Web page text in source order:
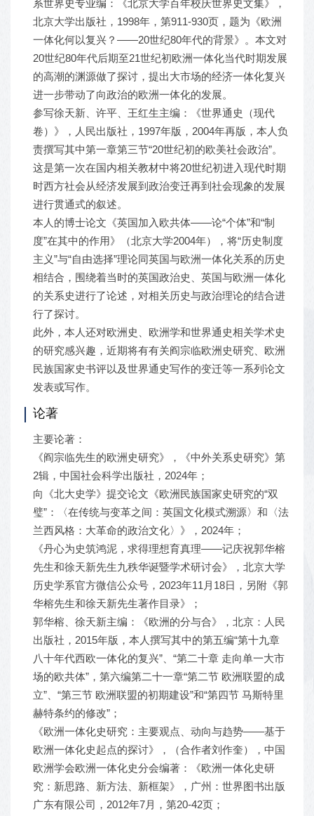
系世界史专业编：《北京大学百年校庆世界史文集》，
北京大学出版社，1998年，第911-930页，题为《欧洲
一体化何以复兴？——20世纪80年代的背景》。本文对
20世纪80年代后期至21世纪初欧洲一体化当代时期发展
的高潮的渊源做了探讨，提出大市场的经济一体化复兴
进一步带动了向政治的欧洲一体化的发展。
参写徐天新、许平、王红生主编：《世界通史（现代
卷）》，人民出版社，1997年版，2004年再版，本人负
责撰写其中第一章第三节“20世纪初的欧美社会政治”。
这是第一次在国内相关教材中将20世纪初进入现代时期
时西方社会从经济发展到政治变迁再到社会现象的发展
进行贯通式的叙述。
本人的博士论文《英国加入欧共体——论“个体”和“制
度”在其中的作用》（北京大学2004年），将“历史制度
主义”与“自由选择”理论同英国与欧洲一体化关系的历史
相结合，围绕着当时的英国政治史、英国与欧洲一体化
的关系史进行了论述，对相关历史与政治理论的结合进
行了探讨。
此外，本人还对欧洲史、欧洲学和世界通史相关学术史
的研究感兴趣，近期将有有关阎宗临欧洲史研究、欧洲
民族国家史书评以及世界通史写作的变迁等一系列论文
发表或写作。
论著
主要论著：
《阎宗临先生的欧洲史研究》，《中外关系史研究》第
2辑，中国社会科学出版社，2024年；
向《北大史学》提交论文《欧洲民族国家史研究的“双
璧”：〈在传统与变革之间：英国文化模式溯源〉和〈法
兰西风格：大革命的政治文化〉》，2024年；
《丹心为史筑鸿泥，求得理想育真理——记庆祝郭华榕
先生和徐天新先生九秩华诞暨学术研讨会》，北京大学
历史学系官方微信公众号，2023年11月18日，另附《郭
华榕先生和徐天新先生著作目录》；
郭华榕、徐天新主编：《欧洲的分与合》，北京：人民
出版社，2015年版，本人撰写其中的第五编“第十九章
八十年代西欧一体化的复兴”、“第二十章 走向单一大市
场的欧共体”，第六编第二十一章“第二节 欧洲联盟的成
立”、“第三节 欧洲联盟的初期建设”和“第四节 马斯特里
赫特条约的修改”；
《欧洲一体化史研究：主要观点、动向与趋势——基于
欧洲一体化史起点的探讨》，（合作者刘作奎），中国
欧洲学会欧洲一体化史分会编著：《欧洲一体化史研
究：新思路、新方法、新框架》，广州：世界图书出版
广东有限公司，2012年7月，第20-42页；